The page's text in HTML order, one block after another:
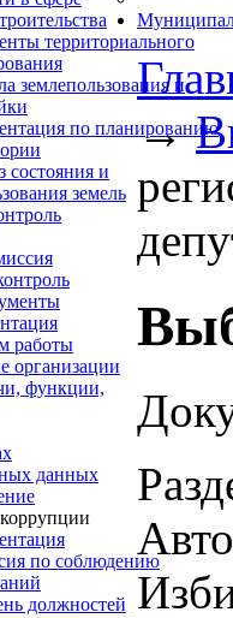
территориального
землепользования и
по планированию
состояния и
земель
работы
организации
функции,
данных
по соблюдению
должностей
→